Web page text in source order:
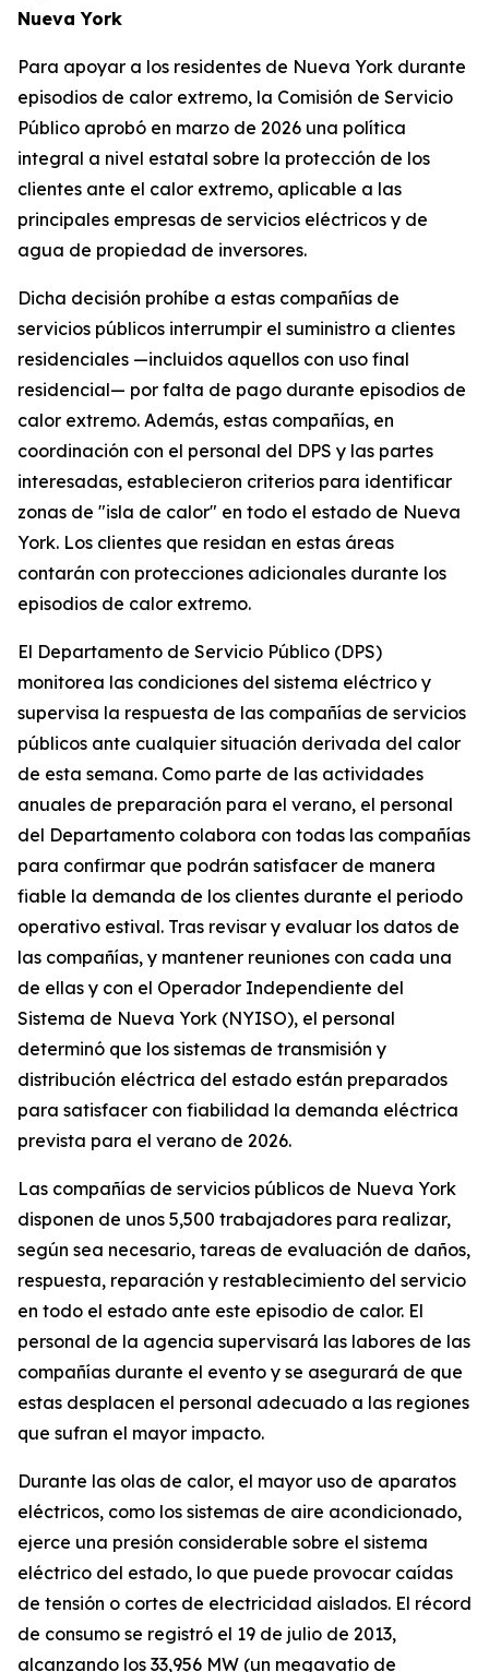
Nueva York
Para apoyar a los residentes de Nueva York durante
episodios de calor extremo, la Comisión de Servicio
Público aprobó en marzo de 2026 una política
integral a nivel estatal sobre la protección de los
clientes ante el calor extremo, aplicable a las
principales empresas de servicios eléctricos y de
agua de propiedad de inversores.
Dicha decisión prohíbe a estas compañías de
servicios públicos interrumpir el suministro a clientes
residenciales —incluidos aquellos con uso final
residencial— por falta de pago durante episodios de
calor extremo. Además, estas compañías, en
coordinación con el personal del DPS y las partes
interesadas, establecieron criterios para identificar
zonas de "isla de calor" en todo el estado de Nueva
York. Los clientes que residan en estas áreas
contarán con protecciones adicionales durante los
episodios de calor extremo.
El Departamento de Servicio Público (DPS)
monitorea las condiciones del sistema eléctrico y
supervisa la respuesta de las compañías de servicios
públicos ante cualquier situación derivada del calor
de esta semana. Como parte de las actividades
anuales de preparación para el verano, el personal
del Departamento colabora con todas las compañías
para confirmar que podrán satisfacer de manera
fiable la demanda de los clientes durante el periodo
operativo estival. Tras revisar y evaluar los datos de
las compañías, y mantener reuniones con cada una
de ellas y con el Operador Independiente del
Sistema de Nueva York (NYISO), el personal
determinó que los sistemas de transmisión y
distribución eléctrica del estado están preparados
para satisfacer con fiabilidad la demanda eléctrica
prevista para el verano de 2026.
Las compañías de servicios públicos de Nueva York
disponen de unos 5,500 trabajadores para realizar,
según sea necesario, tareas de evaluación de daños,
respuesta, reparación y restablecimiento del servicio
en todo el estado ante este episodio de calor. El
personal de la agencia supervisará las labores de las
compañías durante el evento y se asegurará de que
estas desplacen el personal adecuado a las regiones
que sufran el mayor impacto.
Durante las olas de calor, el mayor uso de aparatos
eléctricos, como los sistemas de aire acondicionado,
ejerce una presión considerable sobre el sistema
eléctrico del estado, lo que puede provocar caídas
de tensión o cortes de electricidad aislados. El récord
de consumo se registró el 19 de julio de 2013,
alcanzando los 33,956 MW (un megavatio de